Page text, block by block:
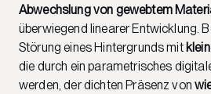
Abwechslung von gewebtem
überwiegend linearer Entwicklung.
Störung eines Hintergrunds mit
die durch ein parametrisches
werden, der dichten Präsenz von